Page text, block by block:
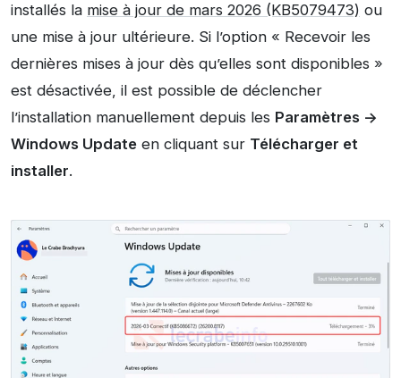
installés la mise à jour de mars 2026 (KB5079473) ou
une mise à jour ultérieure. Si l’option « Recevoir les
dernières mises à jour dès qu’elles sont disponibles »
est désactivée, il est possible de déclencher
l’installation manuellement depuis les Paramètres ->
Windows Update en cliquant sur Télécharger et
installer.